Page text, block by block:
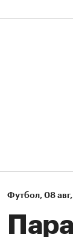
Футбол⁠, 08 авг,